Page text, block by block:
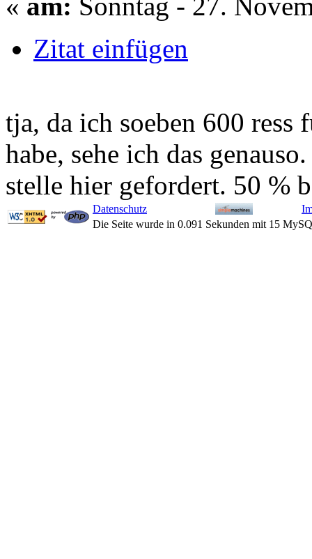
Zitat einfügen
tja, da ich soeben 600 ress
habe, sehe ich das
stelle hier gefordert. 50 %
Datenschutz
Die Seite wurde in 0.091 Sekunden mit 15